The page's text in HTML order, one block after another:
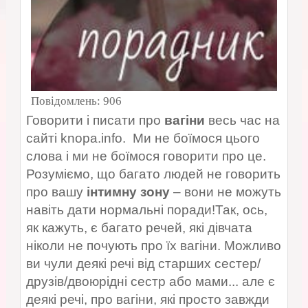
Повідомлень: 906
Говорити і писати про вагіни весь час на
сайті knopa.info. Ми не боїмося цього
слова і ми не боїмося говорити про це.
Розуміємо, що багато людей не говорить
про вашу інтимну зону – вони не можуть
навіть дати нормальні поради!Так, ось,
як кажуть, є багато речей, які дівчата
ніколи не почують про їх вагіни. Можливо
ви чули деякі речі від старших сестер/
друзів/двоюрідні сестр або мами... але є
деякі речі, про вагіни, які просто завжди